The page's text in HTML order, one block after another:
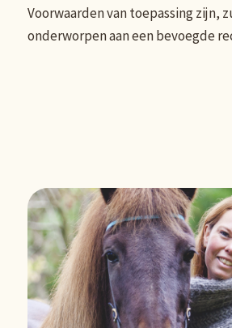
Voorwaarden van toepassing zijn,
onderworpen aan een bevoegde